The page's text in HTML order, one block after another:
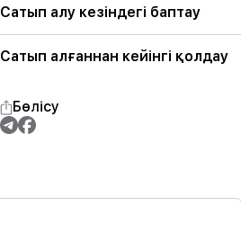
Сатып алу кезіндегі баптау
Сатып алғаннан кейінгі қолдау
Бөлісу